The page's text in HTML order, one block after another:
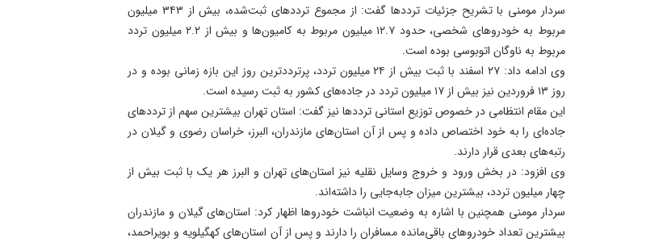
سردار مومنی با تشریح جزئیات ترددها گفت: از مجموع ترددهای ثبت‌شده، بیش از ۳۴۳ میلیون
مربوط به خودروهای شخصی، حدود ۱۲.۷ میلیون مربوط به کامیون‌ها و بیش از ۲.۲ میلیون تردد
مربوط به ناوگان اتوبوسی بوده است.
وی ادامه داد: ۲۷ اسفند با ثبت بیش از ۲۴ میلیون تردد، پرترددترین روز این بازه زمانی بوده و در
روز ۱۳ فروردین نیز بیش از ۱۷ میلیون تردد در جاده‌های کشور به ثبت رسیده است.
این مقام انتظامی در خصوص توزیع استانی ترددها نیز گفت: استان تهران بیشترین سهم از ترددهای
جاده‌ای را به خود اختصاص داده و پس از آن استان‌های مازندران، البرز، خراسان رضوی و گیلان در
رتبه‌های بعدی قرار دارند.
وی افزود: در بخش ورود و خروج وسایل نقلیه نیز استان‌های تهران و البرز هر یک با ثبت بیش از
چهار میلیون تردد، بیشترین میزان جابه‌جایی را داشته‌اند.
سردار مومنی همچنین با اشاره به وضعیت انباشت خودروها اظهار کرد: استان‌های گیلان و مازندران
بیشترین تعداد خودروهای باقی‌مانده مسافران را دارند و پس از آن استان‌های کهگیلویه و بویراحمد،